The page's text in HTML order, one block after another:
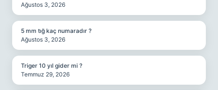
Ağustos 3, 2026
5 mm tığ kaç numaradır ?
Ağustos 3, 2026
Triger 10 yıl gider mi ?
Temmuz 29, 2026